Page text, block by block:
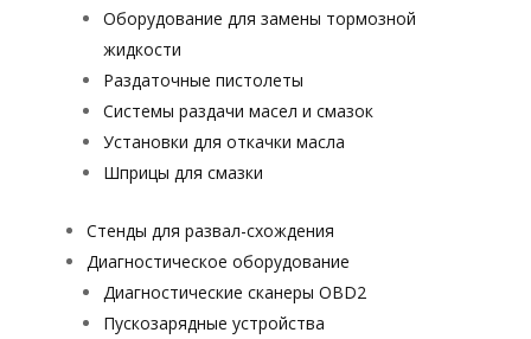
Оборудование для замены тормозной
жидкости
Раздаточные пистолеты
Системы раздачи масел и смазок
Установки для откачки масла
Шприцы для смазки
Стенды для развал-схождения
Диагностическое оборудование
Диагностические сканеры OBD2
Пускозарядные устройства